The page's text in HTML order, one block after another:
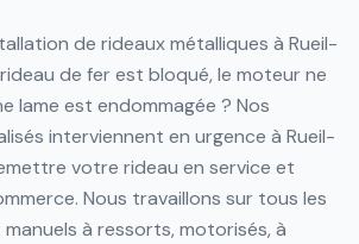
de rideaux métalliques à Rueil-
de fer est bloqué, le moteur ne
lame est endommagée ? Nos
interviennent en urgence à Rueil-
votre rideau en service et
Nous travaillons sur tous les
à ressorts, motorisés, à